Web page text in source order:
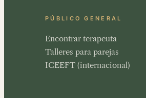
PÚBLICO GENERAL
Encontrar terapeuta
Talleres para parejas
ICEEFT (internacional)